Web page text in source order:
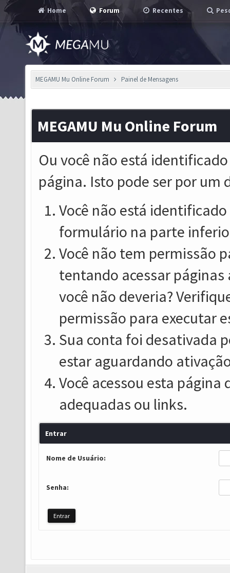
Home Forum Recentes
MEGAMU Mu Online Forum Painel de Mensagens
MEGAMU Mu Online Forum
Ou você não está
página. Isto pode ser por um
Você não está
formulário na parte
Você não tem permissão
tentando acessar
você não deveria?
permissão para executar
Sua conta foi desativada
estar aguardando
Você acessou esta
adequadas ou links.
Entrar
Nome de Usuário:
Senha: